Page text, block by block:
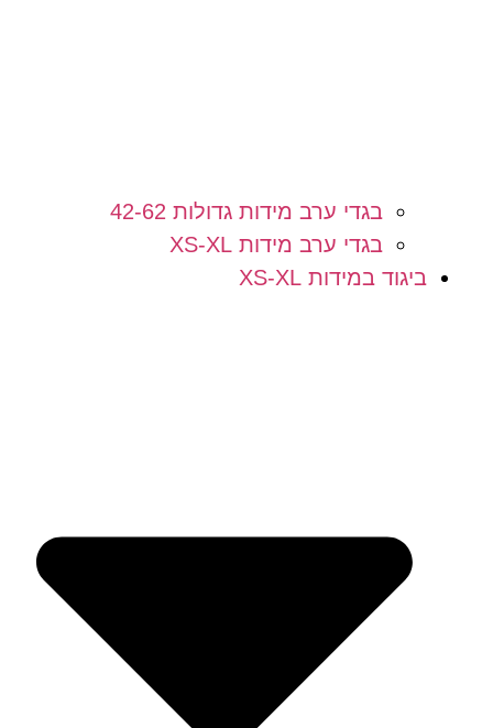
בגדי ערב מידות גדולות 42-62
בגדי ערב מידות XS-XL
ביגוד במידות XS-XL